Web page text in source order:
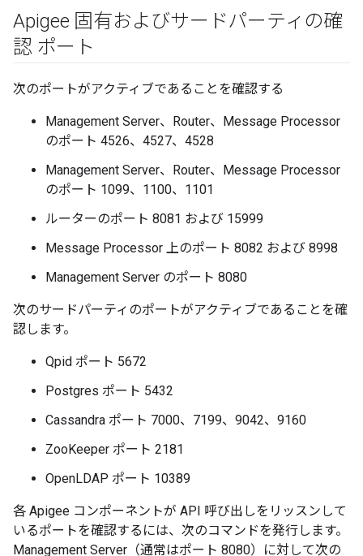
Apigee 固有およびサードパーティの確
認 ポート
次のポートがアクティブであることを確認する
Management Server、Router、Message Processor
のポート 4526、4527、4528
Management Server、Router、Message Processor
のポート 1099、1100、1101
ルーターのポート 8081 および 15999
Message Processor 上のポート 8082 および 8998
Management Server のポート 8080
次のサードパーティのポートがアクティブであることを確
認します。
Qpid ポート 5672
Postgres ポート 5432
Cassandra ポート 7000、7199、9042、9160
ZooKeeper ポート 2181
OpenLDAP ポート 10389
各 Apigee コンポーネントが API 呼び出しをリッスンして
いるポートを確認するには、次のコマンドを発行します。
Management Server（通常はポート 8080）に対して次の